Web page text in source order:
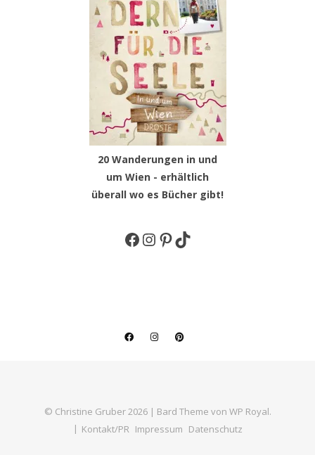
20 Wanderungen in und
um Wien - erhältlich
überall wo es Bücher gibt!
Facebook
Instagram
Pinterest
TikTok
© Christine Gruber 2026 | Bard Theme von WP Royal.
Kontakt/PR Impressum Datenschutz